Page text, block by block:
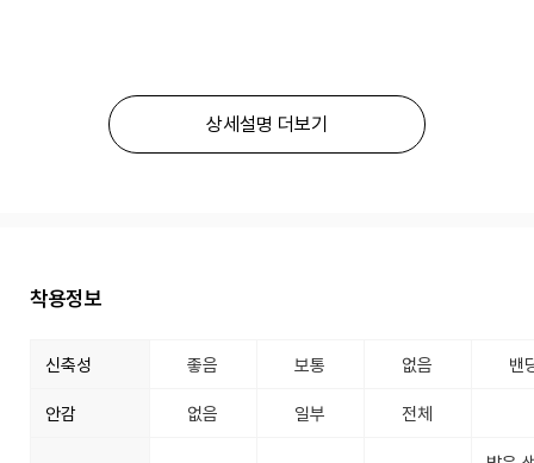
상세설명 더보기
착용정보
신축성 좋음 보통 없음 밴
안감 없음 일부 전체